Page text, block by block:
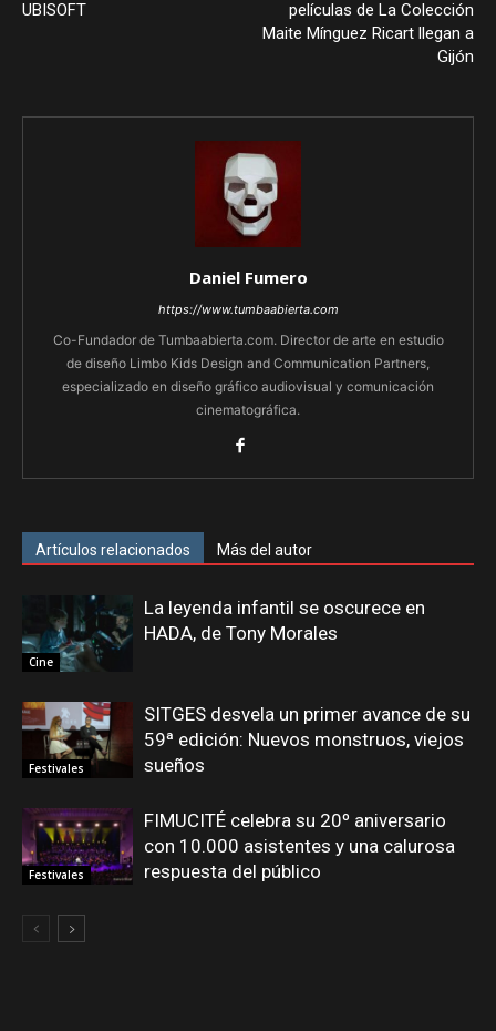
UBISOFT
películas de La Colección
Maite Mínguez Ricart llegan a
Gijón
Daniel Fumero
https://www.tumbaabierta.com
Co-Fundador de Tumbaabierta.com. Director de arte en estudio
de diseño Limbo Kids Design and Communication Partners,
especializado en diseño gráfico audiovisual y comunicación
cinematográfica.
Artículos relacionados Más del autor
Cine
La leyenda infantil se oscurece en
HADA, de Tony Morales
Festivales
SITGES desvela un primer avance de su
59ª edición: Nuevos monstruos, viejos
sueños
Festivales
FIMUCITÉ celebra su 20º aniversario
con 10.000 asistentes y una calurosa
respuesta del público